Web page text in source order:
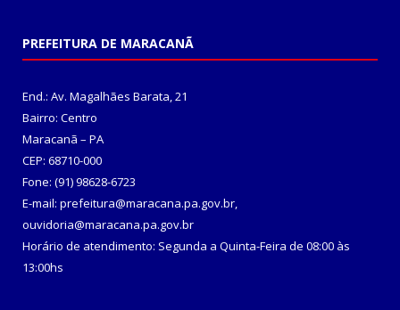
PREFEITURA DE MARACANÃ
End.: Av. Magalhães Barata, 21
Bairro: Centro
Maracanã – PA
CEP: 68710-000
Fone: (91) 98628-6723
E-mail: prefeitura@maracana.pa.gov.br,
ouvidoria@maracana.pa.gov.br
Horário de atendimento: Segunda a Quinta-Feira de 08:00 às
13:00hs